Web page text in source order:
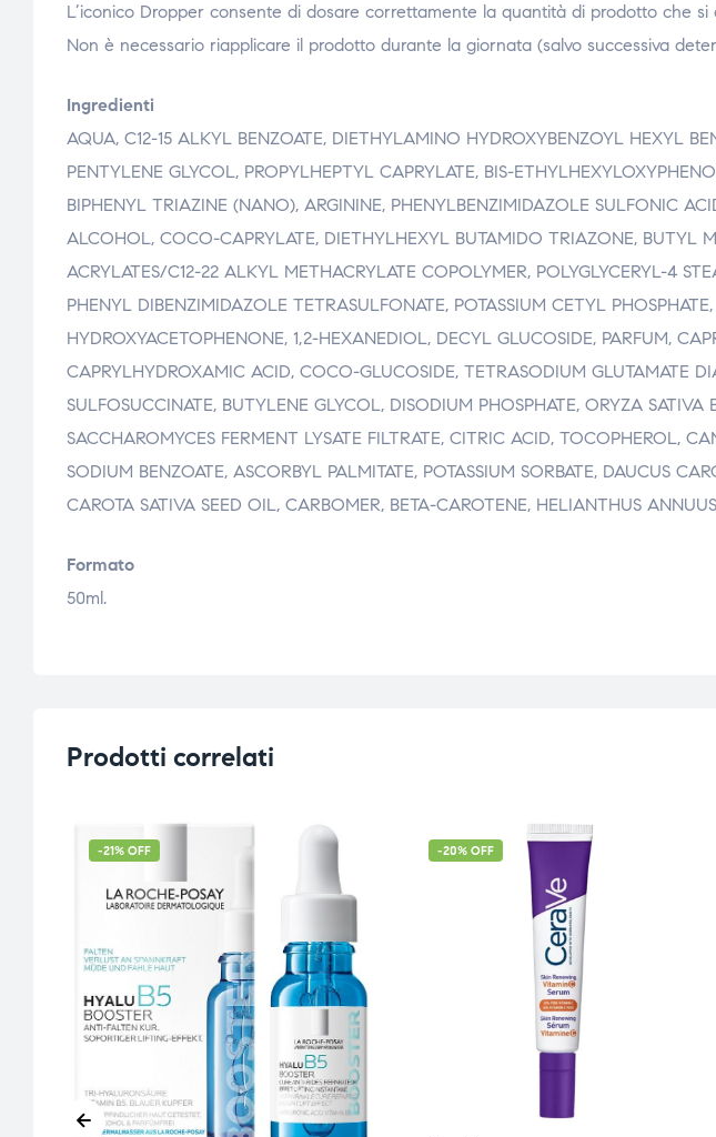
L’iconico Dropper consente di dosare correttamente la quantità di prodotto che si
Non è necessario riapplicare il prodotto durante la giornata (salvo successiva
Ingredienti
AQUA, C12-15 ALKYL BENZOATE, DIETHYLAMINO HYDROXYBENZOYL HEXYL
PENTYLENE GLYCOL, PROPYLHEPTYL CAPRYLATE, BIS-
BIPHENYL TRIAZINE (NANO), ARGININE, PHENYLBENZIMIDAZOLE SULFONIC
ALCOHOL, COCO-CAPRYLATE, DIETHYLHEXYL BUTAMIDO TRIAZONE, BUTYL
ACRYLATES/C12-22 ALKYL METHACRYLATE COPOLYMER, POLYGLYCERYL-4
PHENYL DIBENZIMIDAZOLE TETRASULFONATE, POTASSIUM CETYL
HYDROXYACETOPHENONE, 1,2-HEXANEDIOL, DECYL GLUCOSIDE, PARFUM,
CAPRYLHYDROXAMIC ACID, COCO-GLUCOSIDE, TETRASODIUM GLUTAMATE
SULFOSUCCINATE, BUTYLENE GLYCOL, DISODIUM PHOSPHATE, ORYZA
SACCHAROMYCES FERMENT LYSATE FILTRATE, CITRIC ACID, TOCOPHEROL,
SODIUM BENZOATE, ASCORBYL PALMITATE, POTASSIUM SORBATE, DAUCUS
CAROTA SATIVA SEED OIL, CARBOMER, BETA-CAROTENE, HELIANTHUS
Formato
50ml.
Prodotti correlati
-21% OFF -20% OFF